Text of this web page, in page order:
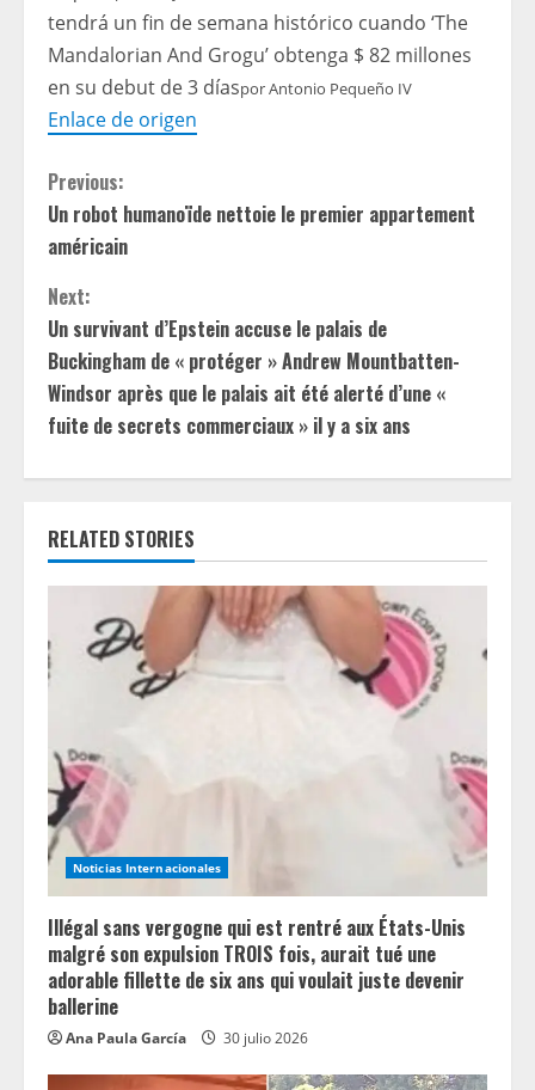
tendrá un fin de semana histórico cuando ‘The
Mandalorian And Grogu’ obtenga $ 82 millones
en su debut de 3 díasporAntonio Pequeño IV
Enlace de origen
C
o
n
t
i
n
u
e
R
e
a
d
i
n
g
Previous:
Un robot humanoïde nettoie le premier appartement
américain
Next:
Un survivant d’Epstein accuse le palais de
Buckingham de « protéger » Andrew Mountbatten-
Windsor après que le palais ait été alerté d’une «
fuite de secrets commerciaux » il y a six ans
RELATED STORIES
Noticias Internacionales
Illégal sans vergogne qui est rentré aux États-Unis
malgré son expulsion TROIS fois, aurait tué une
adorable fillette de six ans qui voulait juste devenir
ballerine
Ana Paula García 30 julio 2026